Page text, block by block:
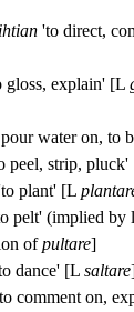
'to direct,
gloss, explain' [L
water on, to
peel, strip, pluck'
plant' [L
pelt' (implied by
ofpultare]
dance' [L saltare
comment on,